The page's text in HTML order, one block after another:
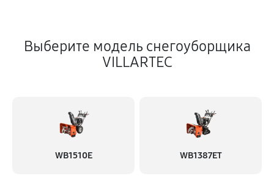
Выберите модель снегоуборщика
VILLARTEC
WB1510E WB1387ET